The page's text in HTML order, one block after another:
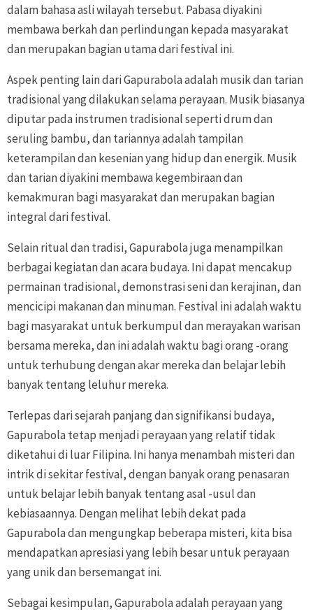
dalam bahasa asli wilayah tersebut. Pabasa diyakini
membawa berkah dan perlindungan kepada masyarakat
dan merupakan bagian utama dari festival ini.
Aspek penting lain dari Gapurabola adalah musik dan tarian
tradisional yang dilakukan selama perayaan. Musik biasanya
diputar pada instrumen tradisional seperti drum dan
seruling bambu, dan tariannya adalah tampilan
keterampilan dan kesenian yang hidup dan energik. Musik
dan tarian diyakini membawa kegembiraan dan
kemakmuran bagi masyarakat dan merupakan bagian
integral dari festival.
Selain ritual dan tradisi, Gapurabola juga menampilkan
berbagai kegiatan dan acara budaya. Ini dapat mencakup
permainan tradisional, demonstrasi seni dan kerajinan, dan
mencicipi makanan dan minuman. Festival ini adalah waktu
bagi masyarakat untuk berkumpul dan merayakan warisan
bersama mereka, dan ini adalah waktu bagi orang -orang
untuk terhubung dengan akar mereka dan belajar lebih
banyak tentang leluhur mereka.
Terlepas dari sejarah panjang dan signifikansi budaya,
Gapurabola tetap menjadi perayaan yang relatif tidak
diketahui di luar Filipina. Ini hanya menambah misteri dan
intrik di sekitar festival, dengan banyak orang penasaran
untuk belajar lebih banyak tentang asal -usul dan
kebiasaannya. Dengan melihat lebih dekat pada
Gapurabola dan mengungkap beberapa misteri, kita bisa
mendapatkan apresiasi yang lebih besar untuk perayaan
yang unik dan bersemangat ini.
Sebagai kesimpulan, Gapurabola adalah perayaan yang